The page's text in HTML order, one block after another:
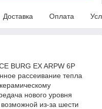
Доставка Оплата
BURG EX ARPW 6P
рассеивание тепла
нового уровня
из-за шести